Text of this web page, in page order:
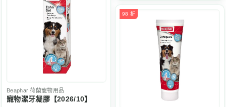
Beaphar 荷蘭寵物用品
寵物潔牙凝膠【2026/10】
98 折